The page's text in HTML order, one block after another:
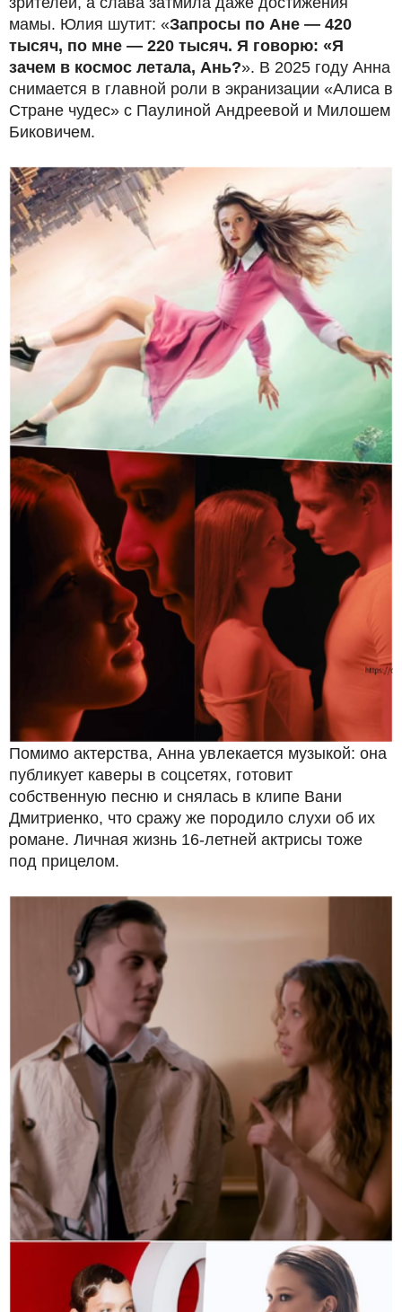
мамы. Юлия шутит: «Запросы по Ане — 420
тысяч, по мне — 220 тысяч. Я говорю: «Я
зачем в космос летала, Ань?». В 2025 году Анна
снимается в главной роли в экранизации «Алиса в
Стране чудес» с Паулиной Андреевой и Милошем
Биковичем.
Помимо актерства, Анна увлекается музыкой: она
публикует каверы в соцсетях, готовит
собственную песню и снялась в клипе Вани
Дмитриенко, что сражу же породило слухи об их
романе. Личная жизнь 16-летней актрисы тоже
под прицелом.